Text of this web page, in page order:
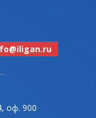
оф. 900